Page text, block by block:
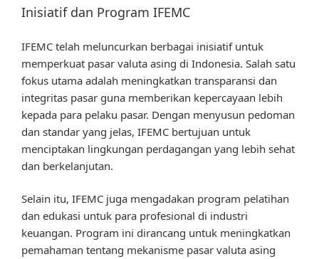
Inisiatif dan Program IFEMC
IFEMC telah meluncurkan berbagai inisiatif untuk
memperkuat pasar valuta asing di Indonesia. Salah satu
fokus utama adalah meningkatkan transparansi dan
integritas pasar guna memberikan kepercayaan lebih
kepada para pelaku pasar. Dengan menyusun pedoman
dan standar yang jelas, IFEMC bertujuan untuk
menciptakan lingkungan perdagangan yang lebih sehat
dan berkelanjutan.
Selain itu, IFEMC juga mengadakan program pelatihan
dan edukasi untuk para profesional di industri
keuangan. Program ini dirancang untuk meningkatkan
pemahaman tentang mekanisme pasar valuta asing